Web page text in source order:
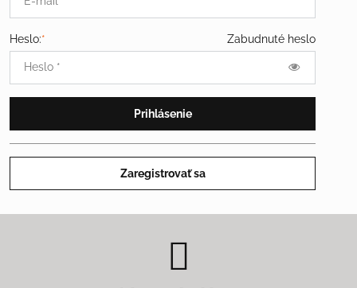
Zabudnuté heslo
Heslo:*
Prihlásenie
Zaregistrovať sa